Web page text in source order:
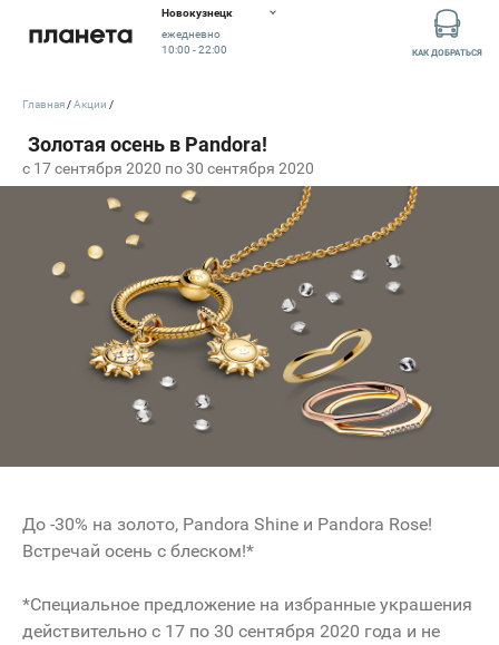
Новокузнецк
ежедневно
10:00 - 22:00
КАК ДОБРАТЬСЯ
c 17 сентября 2020 по 30 сентября 2020
Главная Акции
До -30% на золото, Pandora Shine и Pandora Rose!
Встречай осень с блеском!*
*Специальное предложение на избранные украшения
действительно с 17 по 30 сентября 2020 года и не